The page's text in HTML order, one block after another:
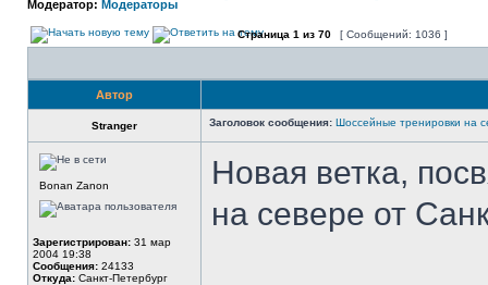
Модератор: Модераторы
Страница 1 из 70 [ Сообщений: 1036 ]
Автор
Stranger Заголовок сообщения: Шоссейные тренировки на
Bonan Zanon
Зарегистрирован: 31 мар
2004 19:38
Сообщения: 24133
Откуда: Санкт-Петербург
Новая ветка,
на севере от